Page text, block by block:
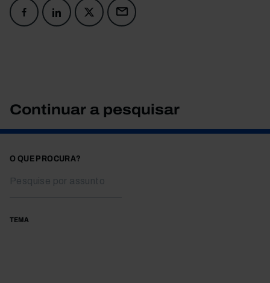
Continuar a pesquisar
O QUE PROCURA?
TEMA